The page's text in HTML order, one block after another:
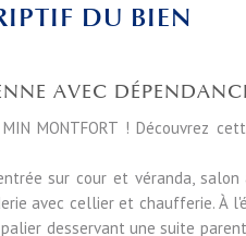
DU BIEN
AVEC
MIN MONTFORT ! Découvrez
sur cour et véranda,
avec cellier et chaufferie. À
desservant une suite